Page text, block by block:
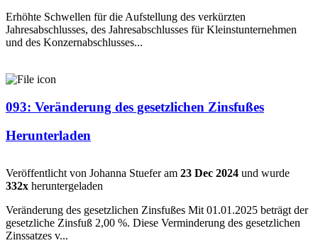
Erhöhte Schwellen für die Aufstellung des verkürzten
Jahresabschlusses, des Jahresabschlusses für Kleinstunternehmen
und des Konzernabschlusses...
093: Veränderung des gesetzlichen Zinsfußes
Herunterladen
Veröffentlicht von Johanna Stuefer am 23 Dec 2024 und wurde
332x heruntergeladen
Veränderung des gesetzlichen Zinsfußes Mit 01.01.2025 beträgt der
gesetzliche Zinsfuß 2,00 %. Diese Verminderung des gesetzlichen
Zinssatzes v...